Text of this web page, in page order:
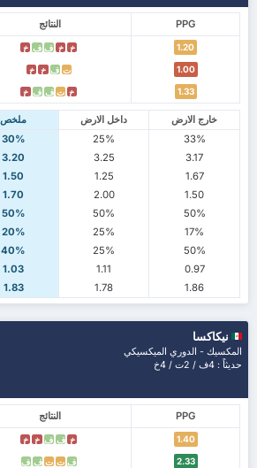
النتائج
PPG
خ خ ف ف خ 1.20
ت ف خ خ 1.00
خ ت ف ف خ 1.33
ملخص داخل الارض
خارج الارض
30% 25%
33%
3.20 3.25
3.17
1.50 1.25
1.67
1.70 2.00
1.50
50% 50%
50%
20% 25%
17%
40% 25%
50%
1.03 1.11
0.97
1.83 1.78 1.86
نيكاكسا
المكسيك - الدوري الميكسيكي
حديثاً : 4ف / 2ت / 4خ
النتائج
PPG
خ ف ف خ خ 1.40
ف ت ت ف ف 2.33